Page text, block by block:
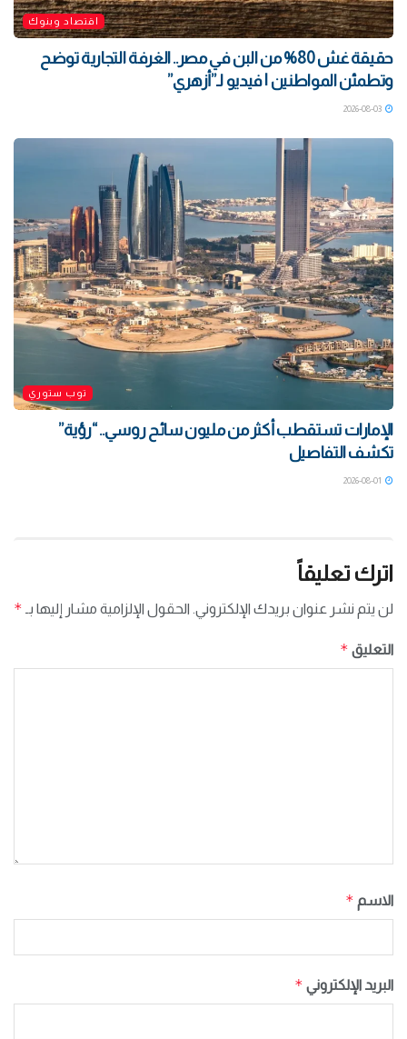
اقتصاد وبنوك
حقيقة غش 80% من البن في مصر.. الغرفة التجارية توضح
وتطمئن المواطنين | فيديو لـ”أزهري”
توب ستوري
الإمارات تستقطب أكثر من مليون سائح روسي.. “رؤية”
تكشف التفاصيل
اترك تعليقاً
لن يتم نشر عنوان بريدك الإلكتروني. الحقول الإلزامية مشار إليها بـ *
التعليق *
الاسم *
البريد الإلكتروني *